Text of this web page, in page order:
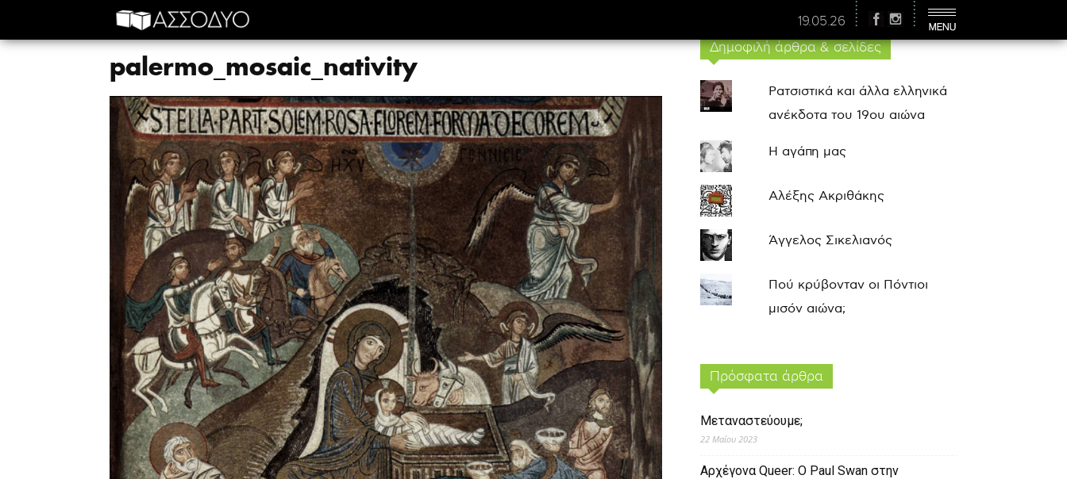
19.05.26
palermo_mosaic_nativity
Δημοφιλή άρθρα & σελίδες
Ρατσιστικά και άλλα ελληνικά
ανέκδοτα του 19ου αιώνα
Η αγάπη μας
Αλέξης Ακριθάκης
Άγγελος Σικελιανός
Πού κρύβονταν οι Πόντιοι
μισόν αιώνα;
Πρόσφατα άρθρα
Μεταναστεύουμε;
22 Μαΐου 2023
Αρχέγονα Queer: O Paul Swan στην